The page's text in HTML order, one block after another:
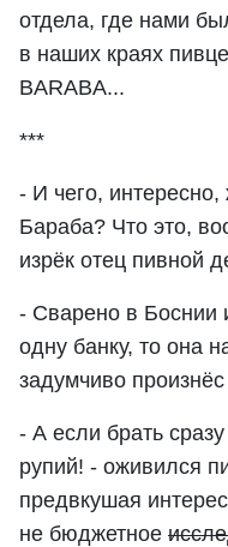
отдела, где нами
в наших краях
BARABA...
***
- И чего,
Бараба? Что это,
изрёк отец пивной
- Сварено в Боснии
одну банку, то она
задумчиво произнёс
- А если брать
рупий! - оживился
предвкушая
не бюджетное